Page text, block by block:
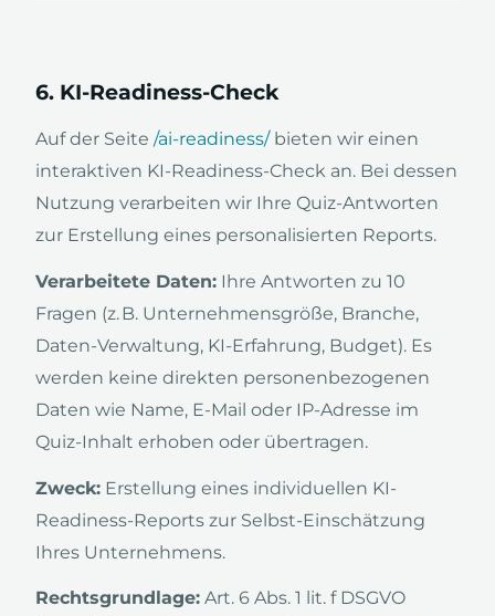
6. KI-Readiness-Check
Auf der Seite /ai-readiness/bieten wir einen
interaktiven KI-Readiness-Check an. Bei dessen
Nutzung verarbeiten wir Ihre Quiz-Antworten
zur Erstellung eines personalisierten Reports.
Verarbeitete Daten: Ihre Antworten zu 10
Fragen (z. B. Unternehmensgröße, Branche,
Daten-Verwaltung, KI-Erfahrung, Budget). Es
werden keine direkten personenbezogenen
Daten wie Name, E-Mail oder IP-Adresse im
Quiz-Inhalt erhoben oder übertragen.
Zweck: Erstellung eines individuellen KI-
Readiness-Reports zur Selbst-Einschätzung
Ihres Unternehmens.
Rechtsgrundlage: Art. 6 Abs. 1 lit. f DSGVO